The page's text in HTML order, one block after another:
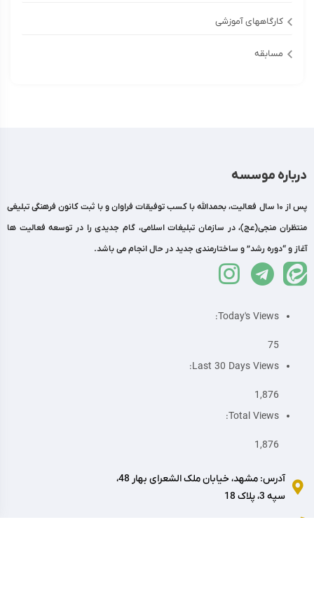
کارگاههای آموزشی
مسابقه
درباره موسسه
پس از 10 سال فعالیت، بحمدالله با کسب توفیقات فراوان و با ثبت کانون فرهنگی تبلیغی
منتظران منجی(عج)، در سازمان تبلیغات اسلامی، گام جدیدی را در توسعه فعالیت ها
آغاز و “دوره رشد” و ساختارمندی جدید در حال انجام می باشد.
Today's Views:
75
Last 30 Days Views:
1,876
Total Views:
1,876
آدرس: مشهد، خیابان ملک الشعرای بهار 48،
سپه 3، پلاک 18